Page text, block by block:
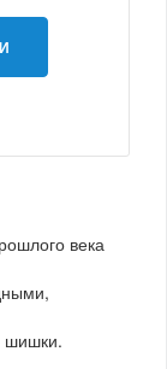
века
шишки.